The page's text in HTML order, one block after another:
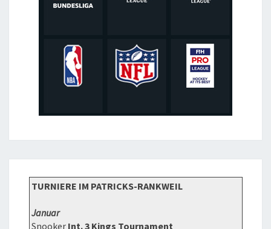
TURNIERE IM PATRICKS-RANKWEIL
Januar
Snooker Int. 3 Kings Tournament